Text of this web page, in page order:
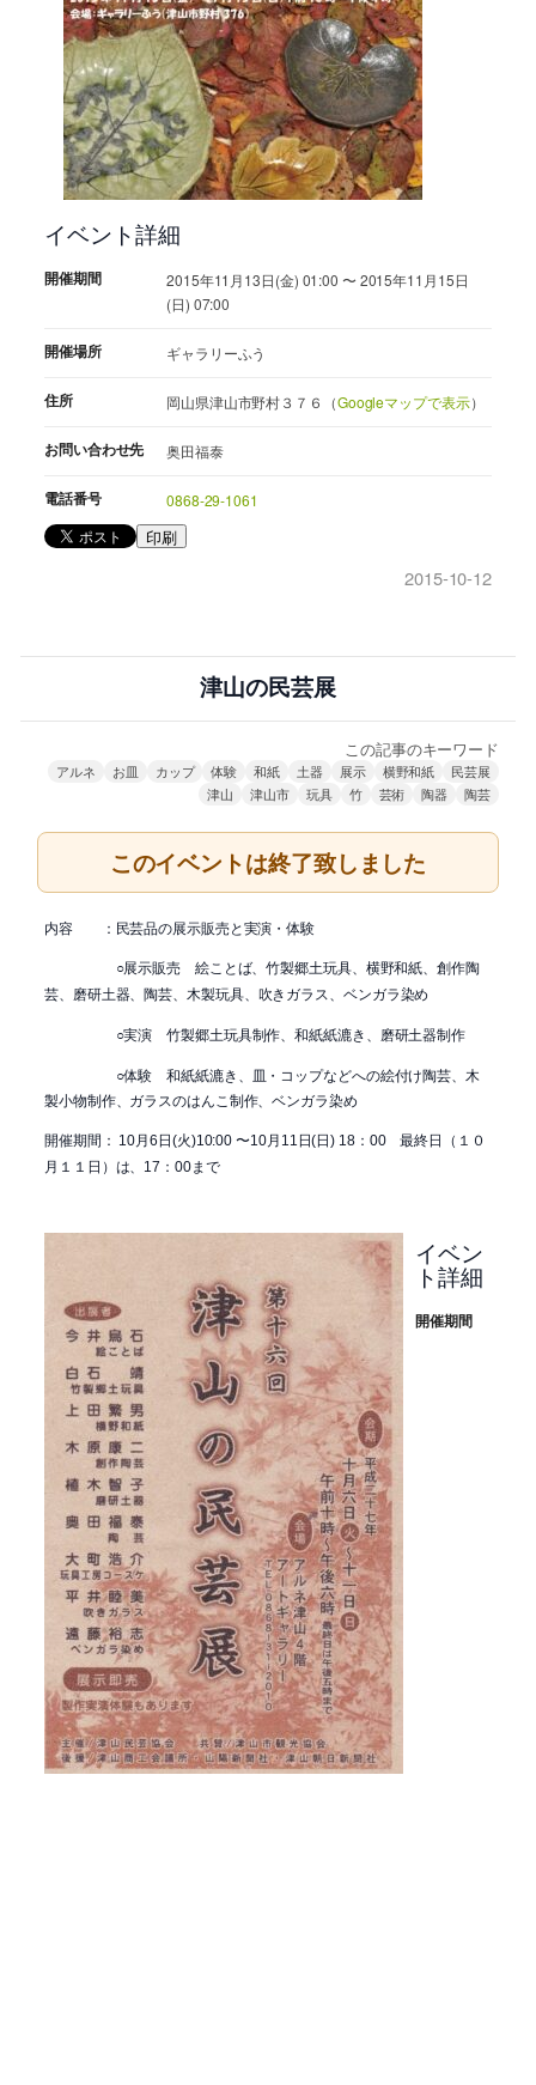
イベント詳細
開催期間
2015年11月13日(金) 01:00 〜 2015年11月15日
(日) 07:00
開催場所 ギャラリーふう
住所 岡山県津山市野村３７６（Googleマップで表示）
お問い合わせ先 奥田福泰
電話番号 0868-29-1061
印刷
2015-10-12
津山の民芸展
この記事のキーワード
アルネ お皿 カップ 体験 和紙 土器 展示 横野和紙
民芸展
津山
津山市 玩具 竹 芸術 陶器 陶芸
このイベントは終了致しました
内容 ：民芸品の展示販売と実演・体験
○展示販売 絵ことば、竹製郷土玩具、横野和紙、創作陶
芸、 磨研土器、陶芸、木製玩具、吹きガラス、ベンガラ染め
○実演竹製郷土玩具制作、和紙紙漉き、 磨研土器制作
○体験和紙紙漉き、皿・コップなどへの絵付け陶芸、 木
製小物制作、ガラスのはんこ制作、ベンガラ染め
開催期間： 10月6 日(火)10:00〜10月 11 日(日) 18： 00最終日（１０
月１１日）は、 17 ：00まで
イベン
ト詳細
開催期間